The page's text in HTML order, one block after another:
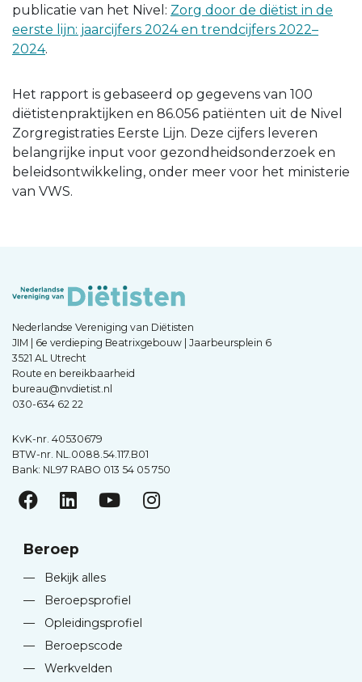
publicatie van het Nivel: Zorg door de diëtist in de
eerste lijn: jaarcijfers 2024 en trendcijfers 2022–
2024.
Het rapport is gebaseerd op gegevens van 100
diëtistenpraktijken en 86.056 patiënten uit de Nivel
Zorgregistraties Eerste Lijn. Deze cijfers leveren
belangrijke input voor gezondheidsonderzoek en
beleidsontwikkeling, onder meer voor het ministerie
van VWS.
Nederlandse Vereniging van Diëtisten
JIM | 6e verdieping Beatrixgebouw | Jaarbeursplein 6
3521 AL Utrecht
Route en bereikbaarheid
bureau@nvdietist.nl
030-634 62 22
KvK-nr. 40530679
BTW-nr. NL.0088.54.117.B01
Bank: NL97 RABO 013 54 05 750
Beroep
—
Bekijk alles
—
Beroepsprofiel
—
Opleidingsprofiel
—
Beroepscode
—
Werkvelden